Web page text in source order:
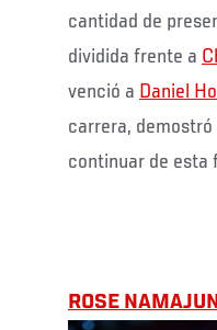
cantidad de
dividida frente a
venció a Daniel
carrera,
continuar de esta
ROSE